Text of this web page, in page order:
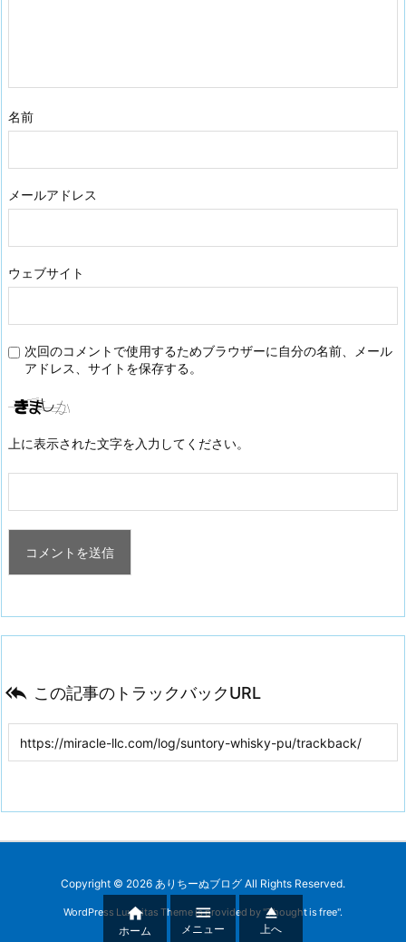
名前
メールアドレス
ウェブサイト
次回のコメントで使用するためブラウザーに自分の名前、メール
アドレス、サイトを保存する。
上に表示された文字を入力してください。
 この記事のトラックバックURL
Copyright © 2026 ありちーぬブログ All Rights Reserved.
WordPress Luxeritas Theme is provided by "Thought is free".

ホーム

メニュー

上へ